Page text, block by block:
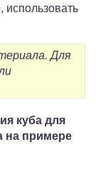
использовать
Для
куба для
на примере